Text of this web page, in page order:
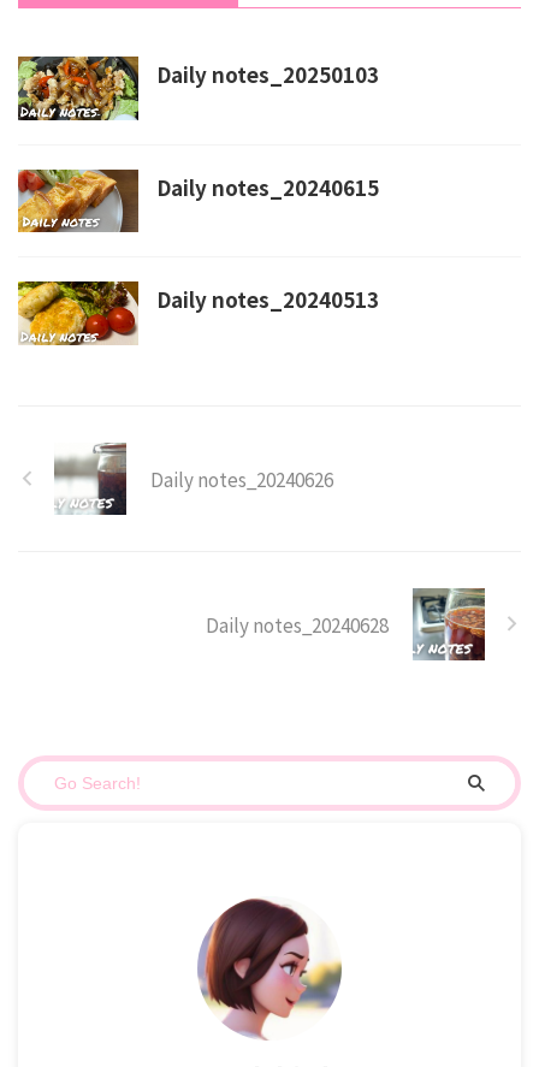
Daily notes_20250103
Daily notes_20240615
Daily notes_20240513
Daily notes_20240626
Daily notes_20240628